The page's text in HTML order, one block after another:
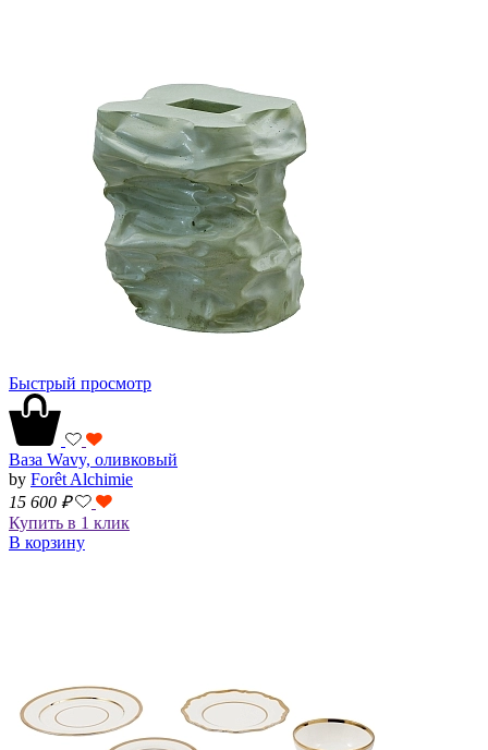
Быстрый просмотр
Ваза Wavy, оливковый
by Forêt Alchimie
15 600 ₽
Купить в 1 клик
В корзину